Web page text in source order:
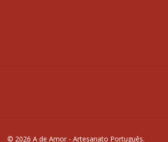
© 2026 A de Amor - Artesanato Português.